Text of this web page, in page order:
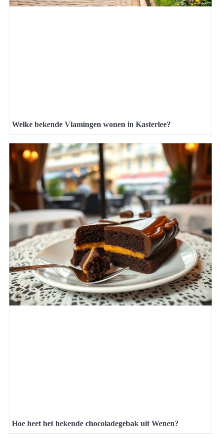
Welke bekende Vlamingen wonen in Kasterlee?
Hoe heet het bekende chocoladegebak uit Wenen?